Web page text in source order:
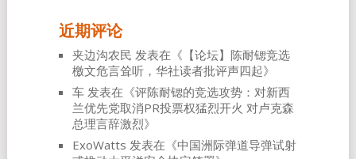
近期评论
夹边沟农民 发表在《 【论坛】陈耐锶竞选
檄文危言耸听，华社读者批评声四起》
车发表在《评陈耐锶的竞选攻势：对新西
兰优先党取消PR投票权猛烈开火 对卢克森
总理言辞激烈》
ExoWatts 发表在《中国洲际弹道导弹试射